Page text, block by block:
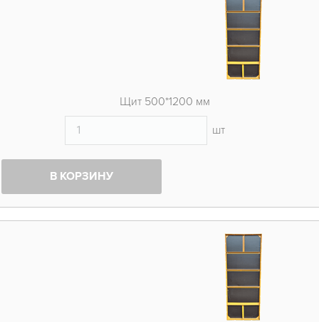
Щит 500*1200 мм
шт
В КОРЗИНУ